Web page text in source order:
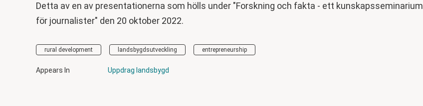
Detta av en av presentationerna som hölls under "Forskning och fakta - ett kunskapsseminarium
för journalister" den 20 oktober 2022.
rural development landsbygdsutveckling entrepreneurship
Appears In Uppdrag landsbygd